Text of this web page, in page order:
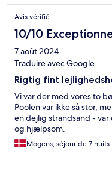
Avis vérifié
10/10
7 août 2024
Traduire avec Google
Rigtig fint
Vi var der med vores to
Poolen var ikke så stor,
en dejlig strandsand -
og hjælpsom.
Mogens, séjour de 7 nuits